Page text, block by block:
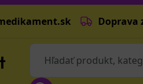
Doprava